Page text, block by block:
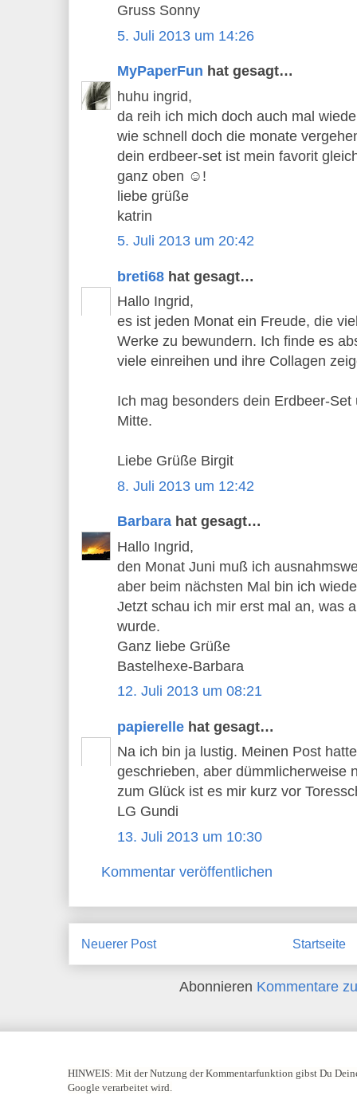
Gruss Sonny
5. Juli 2013 um 14:26
MyPaperFun hat gesagt…
huhu ingrid,
da reih ich mich doch auch mal
wie schnell doch die monate
dein erdbeer-set ist mein favorit
ganz oben ☺!
liebe grüße
katrin
5. Juli 2013 um 20:42
breti68 hat gesagt…
Hallo Ingrid,
es ist jeden Monat ein Freude, die
Werke zu bewundern. Ich finde es
viele einreihen und ihre Collagen
Ich mag besonders dein Erdbeer-
Mitte.
Liebe Grüße Birgit
8. Juli 2013 um 12:42
Barbara hat gesagt…
Hallo Ingrid,
den Monat Juni muß ich
aber beim nächsten Mal bin ich
Jetzt schau ich mir erst mal an, was
wurde.
Ganz liebe Grüße
Bastelhexe-Barbara
12. Juli 2013 um 08:21
papierelle hat gesagt…
Na ich bin ja lustig. Meinen Post
geschrieben, aber dümmlicherweise
zum Glück ist es mir kurz vor
LG Gundi
13. Juli 2013 um 10:30
Kommentar veröffentlichen
Neuerer Post Startseite
Abonnieren Kommentare
HINWEIS: Mit der Nutzung der Kommentarfunktion gibst Du
Google verarbeitet wird.